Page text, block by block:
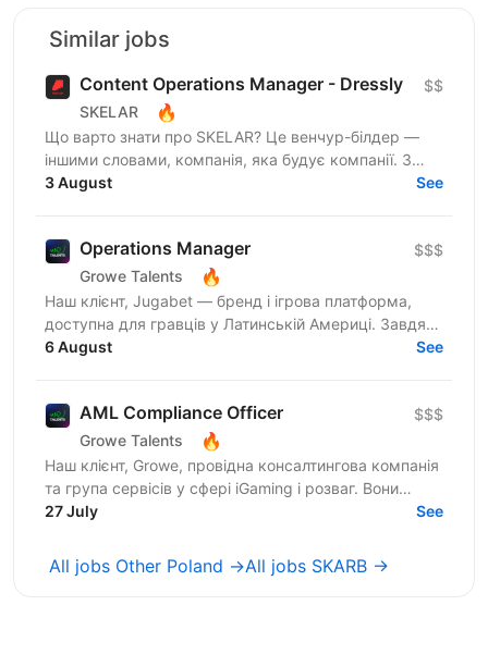
Similar jobs
Content Operations Manager - Dressly
SKELAR 🔥
$$
Що варто знати про SKELAR? Це венчур-білдер —
іншими словами, компанія, яка будує компанії. З
нами фаундери створюють consumer-бізнеси, які
3 August See
Operations Manager
Growe Talents 🔥
$$$
Наш клієнт, Jugabet — бренд і ігрова платформа,
доступна для гравців у Латинській Америці. Завдяки
сильному регіональному фокусу та локалізованим...
6 August See
AML Compliance Officer
Growe Talents 🔥
$$$
Наш клієнт, Growe, провідна консалтингова компанія
та група сервісів у сфері iGaming і розваг. Вони
створюють стратегії, що працюють, та рішення, які...
27 July See
All jobs Other Poland →All jobs SKARB →